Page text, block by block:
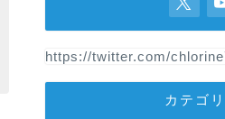
https://twitter.com/
カテゴ